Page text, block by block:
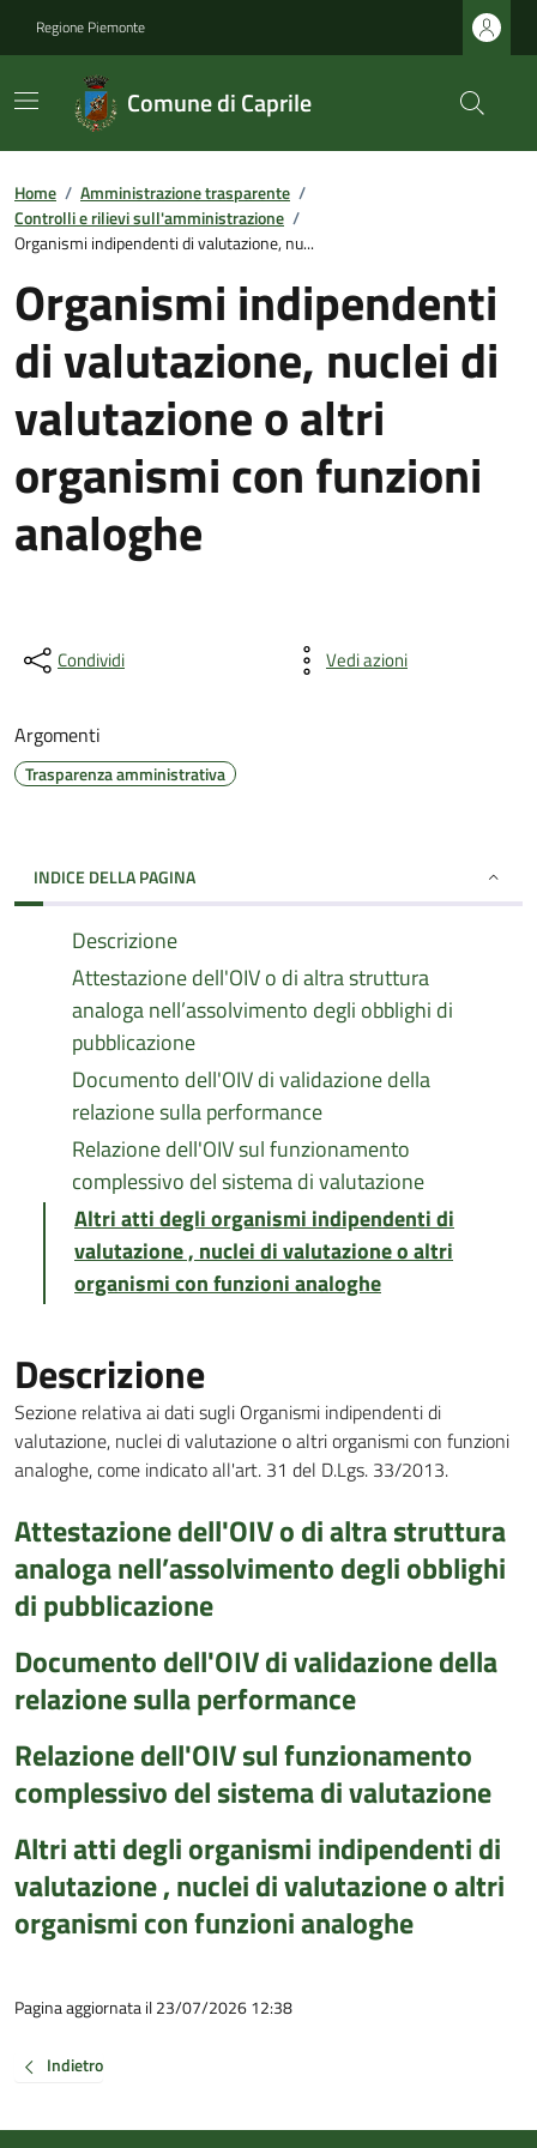
Regione Piemonte
Comune di Caprile
Home / Amministrazione trasparente /
Controlli e rilievi sull'amministrazione /
Organismi indipendenti di valutazione, nu...
Organismi indipendenti
di valutazione, nuclei di
valutazione o altri
organismi con funzioni
analoghe
Condividi Vedi azioni
Argomenti
Trasparenza amministrativa
INDICE DELLA PAGINA
Descrizione
Attestazione dell'OIV o di altra struttura
analoga nell’assolvimento degli obblighi di
pubblicazione
Documento dell'OIV di validazione della
relazione sulla performance
Relazione dell'OIV sul funzionamento
complessivo del sistema di valutazione
Altri atti degli organismi indipendenti di
valutazione , nuclei di valutazione o altri
organismi con funzioni analoghe
Descrizione
Sezione relativa ai dati sugli Organismi indipendenti di
valutazione, nuclei di valutazione o altri organismi con funzioni
analoghe, come indicato all'art. 31 del D.Lgs. 33/2013.
Attestazione dell'OIV o di altra struttura
analoga nell’assolvimento degli obblighi
di pubblicazione
Documento dell'OIV di validazione della
relazione sulla performance
Relazione dell'OIV sul funzionamento
complessivo del sistema di valutazione
Altri atti degli organismi indipendenti di
valutazione , nuclei di valutazione o altri
organismi con funzioni analoghe
Pagina aggiornata il 23/07/2026 12:38
Indietro